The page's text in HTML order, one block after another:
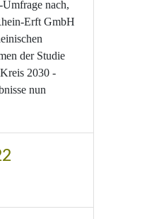
nach,
Erft GmbH
der Studie
2030 -
nun